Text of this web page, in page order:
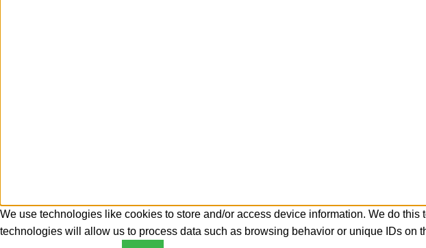
We use technologies like cookies to store and/or access device information. We do
technologies will allow us to process data such as browsing behavior or unique IDs